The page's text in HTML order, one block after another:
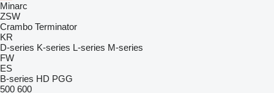
Minarc
ZSW
Crambo Terminator
KR
D-series K-series L-series M-series
FW
ES
B-series HD PGG
500 600